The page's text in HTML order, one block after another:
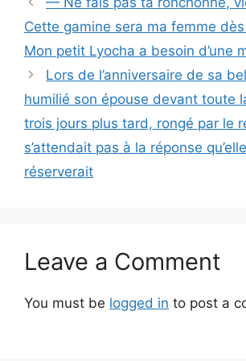
Cette gamine sera ma femme dès
Mon petit Lyocha a besoin d’une
Lors de l’anniversaire de sa
humilié son épouse devant toute
trois jours plus tard, rongé par le
s’attendait pas à la réponse
réserverait
Leave a Comment
You must be logged in to post a